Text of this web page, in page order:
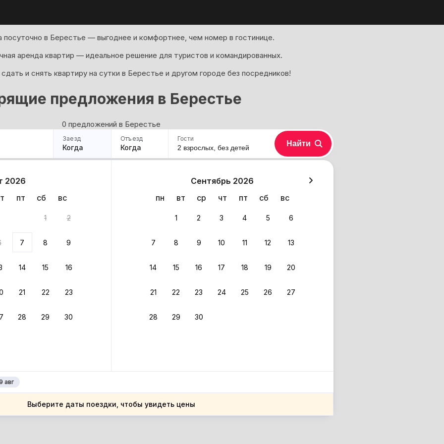
посуточно в Берестье — выгоднее и комфортнее, чем номер в гостинице.
аренда квартир — идеальное решение для туристов и командированных.
и снять квартиру на сутки в Берестье и другом городе без посредников!
предложения в Берестье
0 предложений в Берестье
Заезд
Когда
Отъезд
Когда
2026
пт сб вс
1 2
7 8 9
14 15 16
21 22 23
28 29 30
Сентябрь 2026
пн
вт ср чт пт сб вс
1 2 3 4 5 6
7 8 9 10 11 12 13
14 15 16 17 18 19 20
21 22 23 24 25 26 27
28 29 30
авг
Выберите даты поездки, чтобы увидеть цены
Гости
2 взрослых, без детей Найти
вариант из результатов поиска не соответствует заданным фильтрам.
область